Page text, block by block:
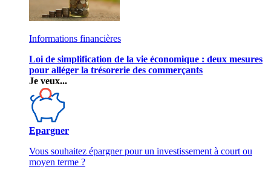
Informations financières
Loi de simplification de la vie économique : deux mesures
pour alléger la trésorerie des commerçants
Je veux...
Epargner
Vous souhaitez épargner pour un investissement à court ou
moyen terme ?